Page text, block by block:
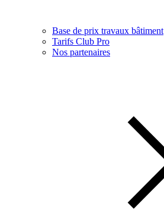
Base de prix travaux bâtiment
Tarifs Club Pro
Nos partenaires